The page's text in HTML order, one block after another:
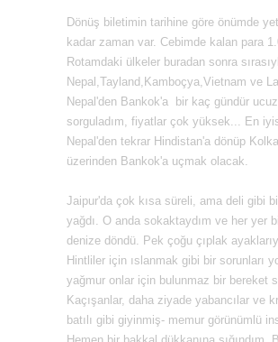
Dönüş biletimin tarihine göre önümde
kadar zaman var. Cebimde kalan para
Rotamdaki ülkeler buradan sonra
Nepal,Tayland,Kamboçya,Vietnam ve
Nepal'den Bankok'a bir kaç gündür
sorguladım, fiyatlar çok yüksek... En
Nepal'den tekrar Hindistan'a dönüp
üzerinden Bankok'a uçmak olacak.
Jaipur'da çok kısa süreli, ama deli gibi
yağdı. O anda sokaktaydım ve her yer
denize döndü. Pek çoğu çıplak
Hintliler için ıslanmak gibi bir sorunları
yağmur onlar için bulunmaz bir bereket
Kaçışanlar, daha ziyade yabancılar ve
batılı gibi giyinmiş- memur görünümlü